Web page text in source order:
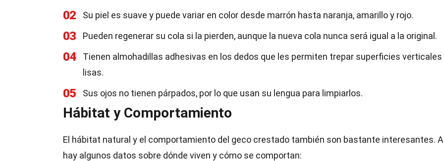
02 Su piel es suave y puede variar en color desde marrón hasta naranja, amarillo y rojo.
03 Pueden regenerar su cola si la pierden, aunque la nueva cola nunca será igual a la original.
04
Tienen almohadillas adhesivas en los dedos que les permiten trepar superficies verticales
lisas.
05 Sus ojos no tienen párpados, por lo que usan su lengua para limpiarlos.
Hábitat y Comportamiento
El hábitat natural y el comportamiento del geco crestado también son bastante interesantes.
hay algunos datos sobre dónde viven y cómo se comportan: